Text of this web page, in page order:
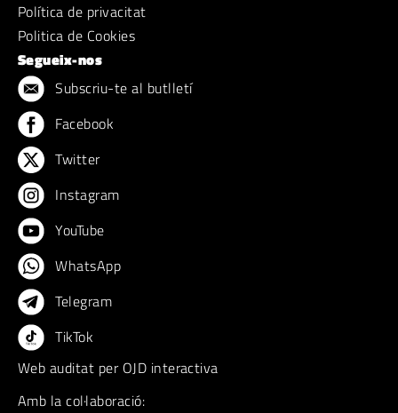
Política de privacitat
Politica de Cookies
Segueix-nos
Subscriu-te al butlletí
Facebook
Twitter
Instagram
YouTube
WhatsApp
Telegram
TikTok
Web auditat per OJD interactiva
Amb la col·laboració: